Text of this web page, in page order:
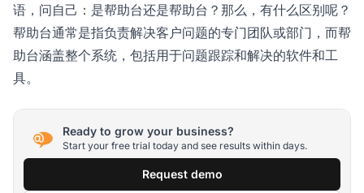
语，问自己：是帮助台还是帮助台？那么，有什么区别呢？
帮助台通常是指负责解决客户问题的专门团队或部门，而帮
助台涵盖整个系统，包括用于问题跟踪和解决的软件和工
具。
Ready to grow your business?
Start your free trial today and see results within days.
Request demo